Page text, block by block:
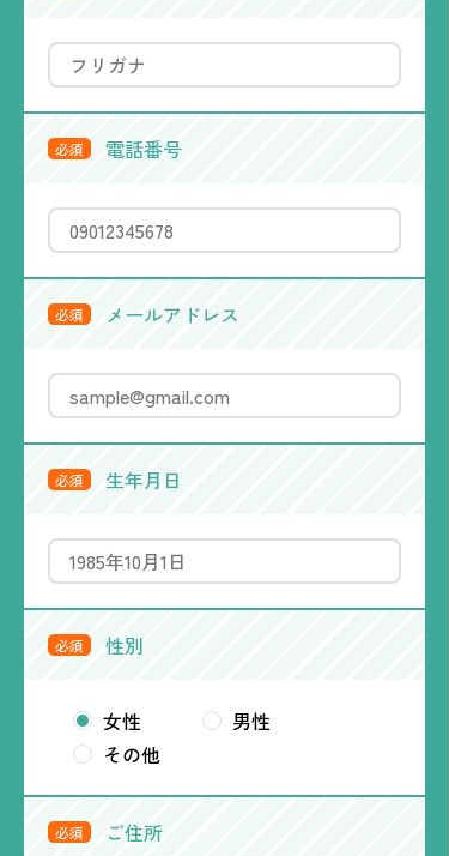
必須 電話番号
必須 メールアドレス
必須 生年月日
必須 性別
女性
男性
その他
必須 ご住所